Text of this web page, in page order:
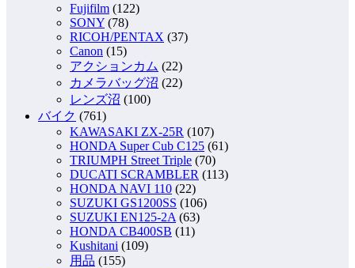
Fujifilm (122)
SONY (78)
RICOH/PENTAX (37)
Canon (15)
アクションカム (22)
カメラバッグ沼 (22)
レンズ沼 (100)
バイク (761)
KAWASAKI ZX-25R (107)
HONDA Super Cub C125 (61)
TRIUMPH Street Triple (70)
DUCATI SCRAMBLER (113)
HONDA NAVI 110 (22)
SUZUKI GS1200SS (106)
SUZUKI EN125-2A (63)
HONDA CB400SB (11)
Kushitani (109)
用品 (155)